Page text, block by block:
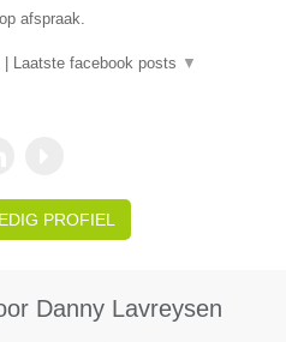
afspraak.
Laatste facebook posts ▼
PROFIEL
Danny Lavreysen